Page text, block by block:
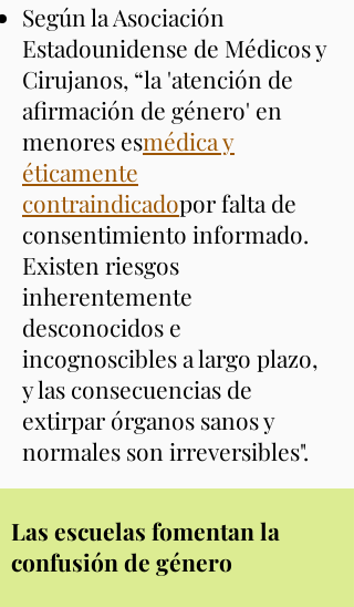
Según la Asociación
Estadounidense de Médicos y
Cirujanos, “la 'atención de
afirmación de género' en
menores esmédica y
éticamente
contraindicadopor falta de
consentimiento informado.
Existen riesgos
inherentemente
desconocidos e
incognoscibles a largo plazo,
y las consecuencias de
extirpar órganos sanos y
normales son irreversibles".
Las escuelas fomentan la
confusión de género